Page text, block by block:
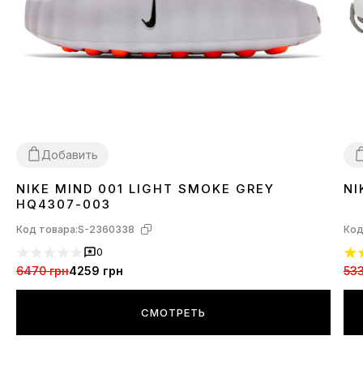
Добавить
3637 38 39 40 41 42 434445
NIKE MIND 001 LIGHT SMOKE GREY
HQ4307-003
Код товара:S-2360338
0
6470 грн4259 грн
СМОТРЕТЬ